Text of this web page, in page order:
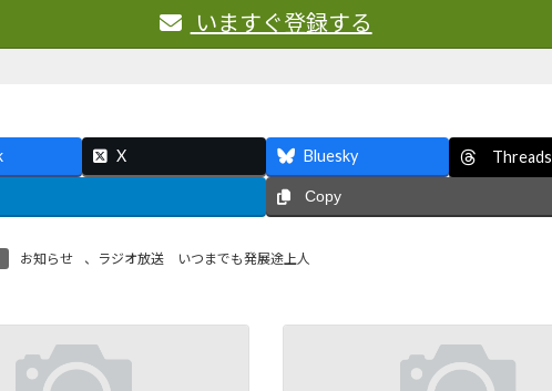
いますぐ登録する
X Bluesky Threads
Copy
お知らせ 、 ラジオ放送 いつまでも発展途上人